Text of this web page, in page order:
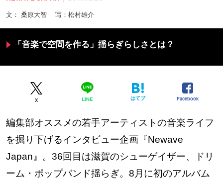
文： 桑原大智 写：松村雄介
「音楽で空間を作る」揺らぎらしさとは？
X LINE はてブ Facebook
編集部オススメの若手アーティストの音楽ライフ
を掘り下げるインタビュー企画『Newave
Japan』。36回目は滋賀のシューゲイザー、ドリ
ーム・ポップバンド揺らぎ。8月に初のアルバム